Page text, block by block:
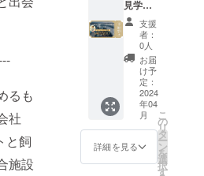
るも
社
と飼
施設
実施を
予定
し、
2024年
3月中に
詳細を
ご連絡
いたし
ます。
※3 メー
で工事
の進
は支援
金額内
で、そ
れ以上
の場合
は要相
談とな
りま
す。有
効期限
日より1
年間と
スター
ト予定
です。
(工事の
進行状
況によ
り前後
する場
合があ
ります)
宿泊は4
名まで
ご招待
（希望
制）※2
●空き家
地方創
生株式
会社か
らの情
報配信
2024年
4月下旬
見学ツ
アー＋
宿泊1泊
権（素
泊ま
り）】
●加茂湖
の牡蠣
いかだ
見学と
河崎浪
漫館の
宿泊1泊
分(素泊
支援
者：
0人
お届
け予
定：
2024
年04
月
詳細を見る
こ
の
リ
タ
ー
ン
を
選
択
す